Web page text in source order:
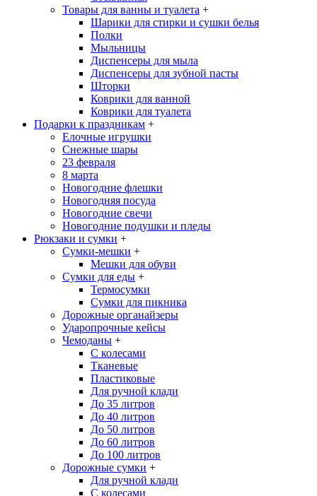
Товары для ванны и туалета +
Шарики для стирки и сушки белья
Полки
Мыльницы
Диспенсеры для мыла
Диспенсеры для зубной пасты
Шторки
Коврики для ванной
Коврики для туалета
Подарки к праздникам +
Елочные игрушки
Снежные шары
23 февраля
8 марта
Новогодние флешки
Новогодняя посуда
Новогодние свечи
Новогодние подушки и пледы
Рюкзаки и сумки +
Сумки-мешки +
Мешки для обуви
Сумки для еды +
Термосумки
Сумки для пикника
Дорожные органайзеры
Ударопрочные кейсы
Чемоданы +
С колесами
Тканевые
Пластиковые
Для ручной клади
До 35 литров
До 40 литров
До 50 литров
До 60 литров
До 100 литров
Дорожные сумки +
Для ручной клади
С колесами